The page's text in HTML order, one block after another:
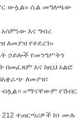
ውሏል» ሲል መግለጫው
እና ግብረ
ለመያዝ የተደረገ»
ኃይሎች የመንግሥትን
በመፈጸም እና ከዚህ አልፎ
ለመያዝ፣
ብሏል። «ማናቸውም የሽብር
212 ተጠርጣሪዎች ከነ ሙሉ